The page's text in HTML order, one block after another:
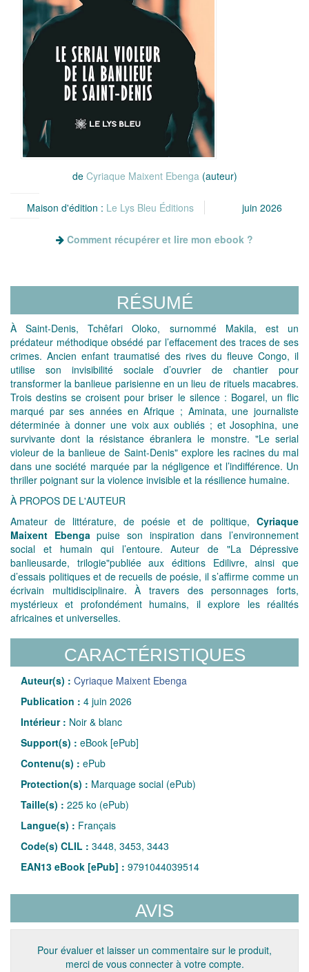
de Cyriaque Maixent Ebenga(auteur)
Maison d'édition : Le Lys Bleu Éditions juin 2026
Comment récupérer et lire mon ebook ?
RÉSUMÉ
À Saint-Denis, Tchêfari Oloko, surnommé Makila, est un
prédateur méthodique obsédé par l’effacement des traces de ses
crimes. Ancien enfant traumatisé des rives du fleuve Congo, il
utilise son invisibilité sociale d’ouvrier de chantier pour
transformer la banlieue parisienne en un lieu de rituels macabres.
Trois destins se croisent pour briser le silence : Bogarel, un flic
marqué par ses années en Afrique ; Aminata, une journaliste
déterminée à donner une voix aux oubliés ; et Josophina, une
survivante dont la résistance ébranlera le monstre. "Le serial
violeur de la banlieue de Saint-Denis" explore les racines du mal
dans une société marquée par la négligence et l’indifférence. Un
thriller poignant sur la violence invisible et la résilience humaine.
À PROPOS DE L'AUTEUR
Amateur de littérature, de poésie et de politique, Cyriaque
Maixent Ebengapuise son inspiration dans l’environnement
social et humain qui l’entoure. Auteur de "La Dépressive
banlieusarde, trilogie"publiée aux éditions Edilivre, ainsi que
d’essais politiques et de recueils de poésie, il s’affirme comme un
écrivain multidisciplinaire. À travers des personnages forts,
mystérieux et profondément humains, il explore les réalités
africaines et universelles.
CARACTÉRISTIQUES
Auteur(s) : Cyriaque Maixent Ebenga
Publication : 4 juin 2026
Intérieur : Noir & blanc
Support(s) : eBook [ePub]
Contenu(s) : ePub
Protection(s) : Marquage social (ePub)
Taille(s) : 225 ko (ePub)
Langue(s) : Français
Code(s) CLIL : 3448, 3453, 3443
EAN13 eBook [ePub] : 9791044039514
AVIS
Pour évaluer et laisser un commentaire sur le produit,
merci de vous connecter à votre compte.